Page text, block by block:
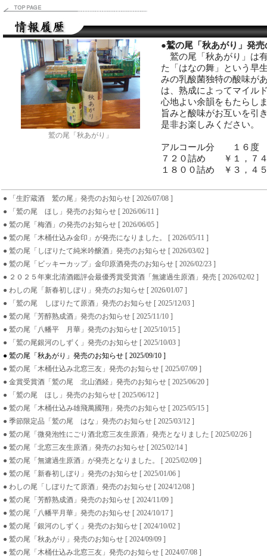
鷲の尾「秋あがり」
●鷲の尾「秋あがり」発
鷲の尾「秋あがり」は
た「はなの舞」という早
みの乳酸菌独特の酸味が
は、熟成によってマイル
心地よい余韻をもたらし
旨みと酸味がお互いを引
是非お楽しみください。
アルコール分 １６度
７２０詰め ￥１，７
１８００詰め ￥３，４
● 「生貯蔵酒 鷲の尾」発売のお知らせ [ 2026/07/08 ]
● 「鷲の尾 ほし」発売のお知らせ [ 2026/06/11 ]
● 鷲の尾「梅酒」の発売のお知らせ [ 2026/06/05 ]
● 鷲の尾「木桶仕込み金印」が発売になりました。 [ 2026/05/11 ]
● 鷲の尾「しぼりたて純米吟醸酒」発売のお知らせ [ 2026/03/02 ]
● 鷲の尾「ビッキーカップ」金印原酒発売のお知らせ [ 2026/02/23 ]
● ２０２５年東北清酒鑑評会最優秀賞受賞酒「無濾過生原酒」発売 [ 2026/02/02 ]
● わしの尾「新春初しぼり」発売のお知らせ [ 2026/01/07 ]
● 「鷲の尾 しぼりたて原酒」発売のお知らせ [ 2025/12/03 ]
● 鷲の尾「芳醇熟成酒」発売のお知らせ [ 2025/11/10 ]
● 鷲の尾「八幡平 月華」発売のお知らせ [ 2025/10/15 ]
● 「鷲の尾銀河のしずく」発売のお知らせ [ 2025/10/03 ]
● 鷲の尾「秋あがり」発売のお知らせ [ 2025/09/10 ]
● 鷲の尾「木桶仕込み北窓三友」発売のお知らせ [ 2025/07/09 ]
● 金賞受賞酒「鷲の尾 北山酒経」発売のお知らせ [ 2025/06/20 ]
● 「鷲の尾 ほし」発売のお知らせ [ 2025/06/12 ]
● 鷲の尾「木桶仕込み雄飛萬國翔」発売のお知らせ [ 2025/05/15 ]
● 季節限定品「鷲の尾 はな」発売のお知らせ [ 2025/03/12 ]
● 鷲の尾「微発泡性にごり酒北窓三友生原酒」発売となりました [ 2025/02/26 ]
● 鷲の尾「北窓三友生原酒」発売のお知らせ [ 2025/02/14 ]
● 鷲の尾「無濾過生原酒」が発売となりました。 [ 2025/02/09 ]
● 鷲の尾「新春初しぼり」発売のお知らせ [ 2025/01/06 ]
● わしの尾「しぼりたて原酒」発売のお知らせ [ 2024/12/08 ]
● 鷲の尾「芳醇熟成酒」発売のお知らせ [ 2024/11/09 ]
● 鷲の尾「八幡平月華」発売のお知らせ [ 2024/10/17 ]
● 鷲の尾「銀河のしずく」発売のお知らせ [ 2024/10/02 ]
● 鷲の尾「秋あがり」発売のお知らせ [ 2024/09/09 ]
● 鷲の尾「木桶仕込み北窓三友」発売のお知らせ [ 2024/07/08 ]